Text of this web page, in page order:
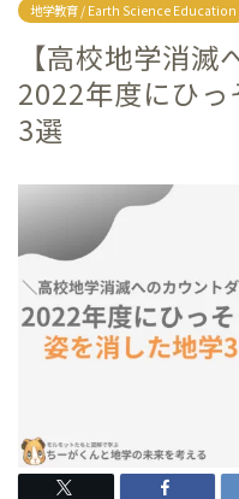
地学教育 / Earth Science Education
【高校地学消滅
2022年度にひ
3選